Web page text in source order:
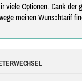
viele Optionen. Dank der
meinen Wunschtarif